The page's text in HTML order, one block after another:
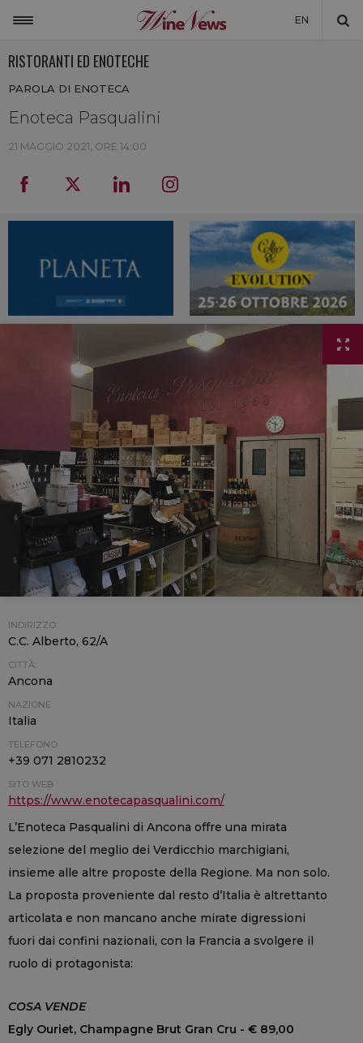
EN
NON SOLO VINO
LA CANTINA DI WINENEWS
DICONO DI NOI
WINENEWS TV
RISTORANTI ED ENOTECHE
PAROLA DI ENOTECA
Enoteca Pasqualini
21 MAGGIO 2021, ORE 14:00
INDIRIZZO:
C.C. Alberto, 62/A
CITTÀ:
Ancona
NAZIONE
Italia
TELEFONO
+39 071 2810232
SITO WEB
https://www.enotecapasqualini.com/
L’Enoteca Pasqualini di Ancona offre una mirata
selezione del meglio dei Verdicchio marchigiani,
insieme alle altre proposte della Regione. Ma non solo.
La proposta proveniente dal resto d’Italia è altrettanto
articolata e non mancano anche mirate digressioni
fuori dai confini nazionali, con la Francia a svolgere il
ruolo di protagonista:
COSA VENDE
Egly Ouriet, Champagne Brut Gran Cru - € 89,00